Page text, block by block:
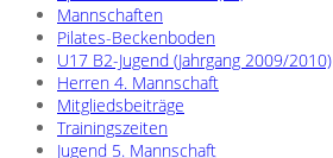
Mannschaften
Pilates-Beckenboden
U17 B2-Jugend (Jahrgang 2009/2010)
Herren 4. Mannschaft
Mitgliedsbeiträge
Trainingszeiten
Jugend 5. Mannschaft